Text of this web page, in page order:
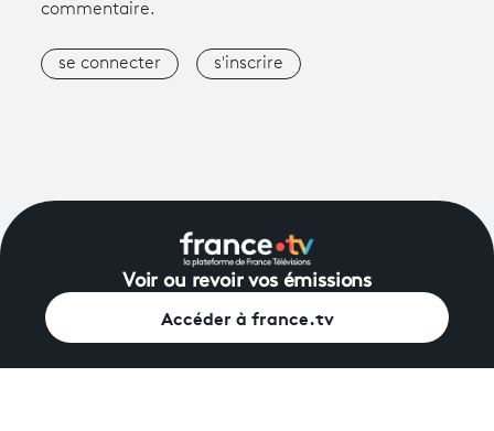
commentaire.
se connecter s'inscrire
Voir ou revoir vos émissions
Accéder à france.tv